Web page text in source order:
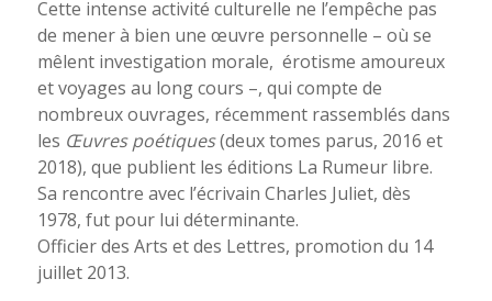
Cette intense activité culturelle ne l’empêche pas
de mener à bien une œuvre personnelle – où se
mêlent investigation morale, érotisme amoureux
et voyages au long cours –, qui compte de
nombreux ouvrages, récemment rassemblés dans
les Œuvres poétiques(deux tomes parus, 2016 et
2018), que publient les éditions La Rumeur libre.
Sa rencontre avec l’écrivain Charles Juliet, dès
1978, fut pour lui déterminante.
Officier des Arts et des Lettres, promotion du 14
juillet 2013.